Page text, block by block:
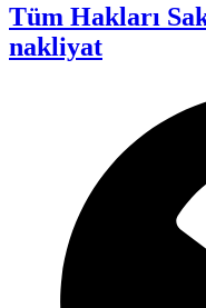
Tüm Hakları
nakliyat